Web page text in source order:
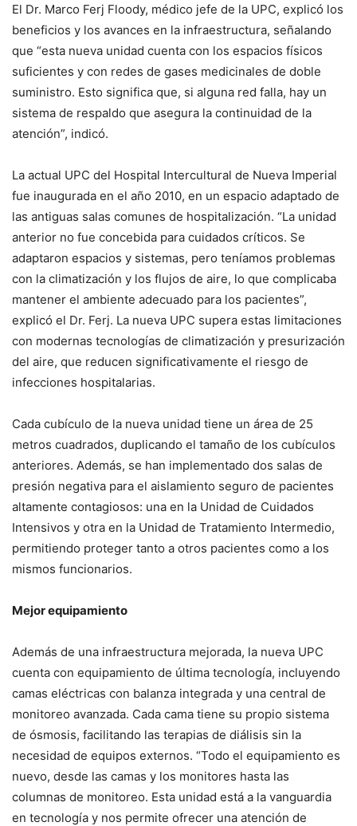
El Dr. Marco Ferj Floody, médico jefe de la UPC, explicó los
beneficios y los avances en la infraestructura, señalando
que “esta nueva unidad cuenta con los espacios físicos
suficientes y con redes de gases medicinales de doble
suministro. Esto significa que, si alguna red falla, hay un
sistema de respaldo que asegura la continuidad de la
atención”, indicó.
La actual UPC del Hospital Intercultural de Nueva Imperial
fue inaugurada en el año 2010, en un espacio adaptado de
las antiguas salas comunes de hospitalización. “La unidad
anterior no fue concebida para cuidados críticos. Se
adaptaron espacios y sistemas, pero teníamos problemas
con la climatización y los flujos de aire, lo que complicaba
mantener el ambiente adecuado para los pacientes”,
explicó el Dr. Ferj. La nueva UPC supera estas limitaciones
con modernas tecnologías de climatización y presurización
del aire, que reducen significativamente el riesgo de
infecciones hospitalarias.
Cada cubículo de la nueva unidad tiene un área de 25
metros cuadrados, duplicando el tamaño de los cubículos
anteriores. Además, se han implementado dos salas de
presión negativa para el aislamiento seguro de pacientes
altamente contagiosos: una en la Unidad de Cuidados
Intensivos y otra en la Unidad de Tratamiento Intermedio,
permitiendo proteger tanto a otros pacientes como a los
mismos funcionarios.
Mejor equipamiento
Además de una infraestructura mejorada, la nueva UPC
cuenta con equipamiento de última tecnología, incluyendo
camas eléctricas con balanza integrada y una central de
monitoreo avanzada. Cada cama tiene su propio sistema
de ósmosis, facilitando las terapias de diálisis sin la
necesidad de equipos externos. “Todo el equipamiento es
nuevo, desde las camas y los monitores hasta las
columnas de monitoreo. Esta unidad está a la vanguardia
en tecnología y nos permite ofrecer una atención de